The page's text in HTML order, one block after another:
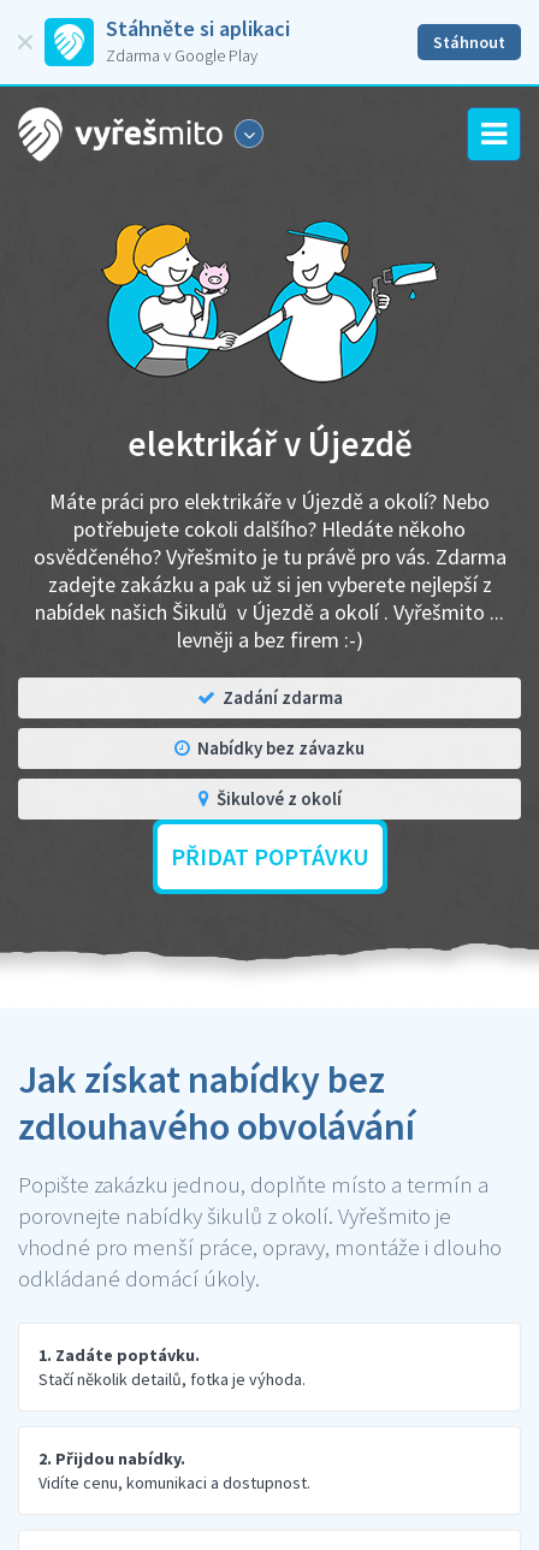
Stáhněte si aplikaci
Zdarma v Google Play
Stáhnout
elektrikář v Újezdě
Máte práci pro elektrikáře v Újezdě a okolí? Nebo
potřebujete cokoli dalšího? Hledáte někoho
osvědčeného? Vyřešmito je tu právě pro vás. Zdarma
zadejte zakázku a pak už si jen vyberete nejlepší z
nabídek našich Šikulů v Újezdě a okolí . Vyřešmito ...
levněji a bez firem :-)
Zadání zdarma
Nabídky bez závazku
Šikulové z okolí
PŘIDAT POPTÁVKU
Jak získat nabídky bez
zdlouhavého obvolávání
Popište zakázku jednou, doplňte místo a termín a
porovnejte nabídky šikulů z okolí. Vyřešmito je
vhodné pro menší práce, opravy, montáže i dlouho
odkládané domácí úkoly.
1. Zadáte poptávku.
Stačí několik detailů, fotka je výhoda.
2. Přijdou nabídky.
Vidíte cenu, komunikaci a dostupnost.